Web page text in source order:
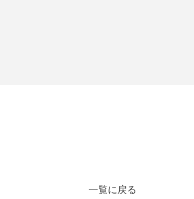
一覧に戻る